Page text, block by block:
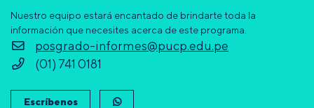
Nuestro equipo estará encantado de brindarte toda la
información que necesites acerca de este programa.
posgrado-informes@pucp.edu.pe
(01) 741 0181
Escríbenos